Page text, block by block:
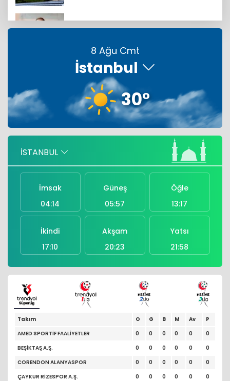
E-Kolay İhracat Platformu E-KİP'e ödül
Sosyal medya zirvesinde Aselsan ilk
sırada
8 Ağu Cmt
İstanbul
30°
İSTANBUL
İmsak
04:14
Güneş
05:57
Öğle
13:17
İkindi
17:10
Akşam
20:23
Yatsı
21:58
Takım O G B M Av
P
AMED SPORTİF FAALİYETLER
0 0 0 0 0
0
BEŞİKTAŞ A.Ş.
0 0 0 0 0
0
CORENDON ALANYASPOR
0 0 0 0 0
0
ÇAYKUR RİZESPOR A.Ş.
0 0 0 0 0
0